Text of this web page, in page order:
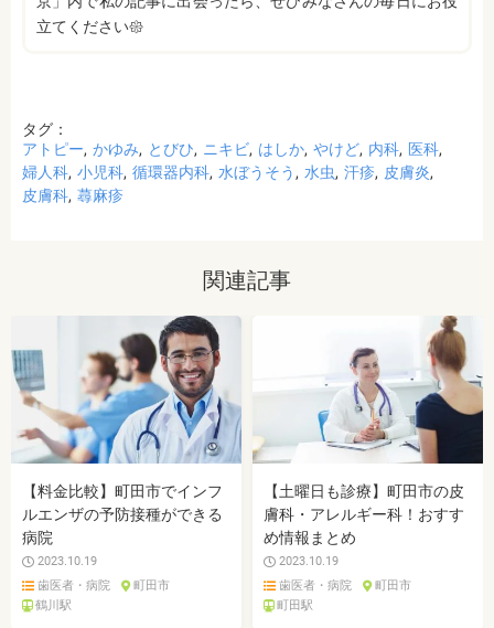
立てください𑁍
タグ：
アトピー かゆみ とびひ ニキビ はしか やけど 内科
医科
婦人科 小児科 循環器内科 水ぼうそう 水虫 汗疹
皮膚炎
皮膚科 蕁麻疹
関連記事
【料金比較】町田市でインフ
ルエンザの予防接種ができる
病院
2023.10.19
歯医者・病院
町田市
鶴川駅
【土曜日も診療】町田市の皮
膚科・アレルギー科！おすす
め情報まとめ
2023.10.19
歯医者・病院
町田市
町田駅